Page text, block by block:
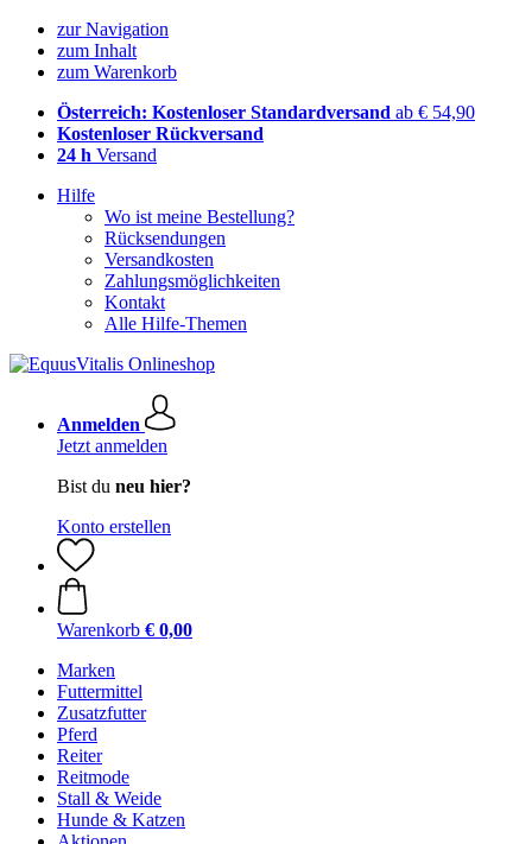
zur Navigation
zum Inhalt
zum Warenkorb
Österreich: Kostenloser Standardversand ab € 54,90
Kostenloser Rückversand
24 h Versand
Hilfe
Wo ist meine Bestellung?
Rücksendungen
Versandkosten
Zahlungsmöglichkeiten
Kontakt
Alle Hilfe-Themen
Anmelden
Jetzt anmelden
Bist du neu hier?
Konto erstellen
Warenkorb € 0,00
Marken
Futtermittel
Zusatzfutter
Pferd
Reiter
Reitmode
Stall & Weide
Hunde & Katzen